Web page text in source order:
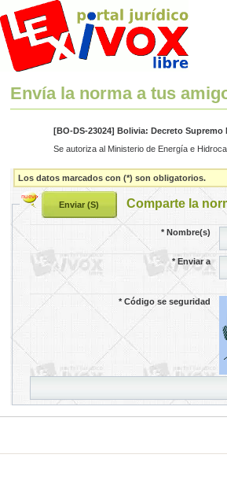
Envía la norma a tus
[BO-DS-23024] Bolivia: Decreto Supremo
Se autoriza al Ministerio de Energía e
Los datos marcados con (*) son obligatorios.
Comparte la
*Nombre(s)
*Enviar a
*Código se seguridad